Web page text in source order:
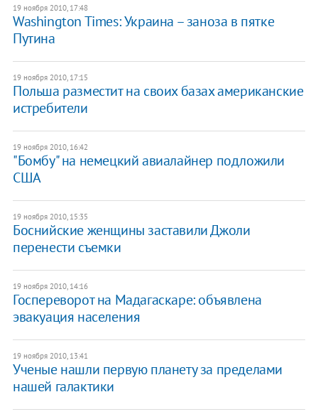
19 ноября 2010, 17:48
Washington Times: Украина – заноза в пятке
Путина
19 ноября 2010, 17:15
Польша разместит на своих базах американские
истребители
19 ноября 2010, 16:42
"Бомбу" на немецкий авиалайнер подложили
США
19 ноября 2010, 15:35
Боснийские женщины заставили Джоли
перенести съемки
19 ноября 2010, 14:16
Госпереворот на Мадагаскаре: объявлена
эвакуация населения
19 ноября 2010, 13:41
Ученые нашли первую планету за пределами
нашей галактики